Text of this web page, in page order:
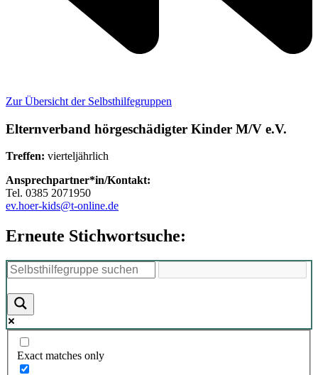
Zur Übersicht der Selbsthilfegruppen
Elternverband hörgeschädigter Kinder M/V e.V.
Treffen: vierteljährlich
Ansprechpartner*in/Kontakt:
Tel. 0385 2071950
ev.hoer-kids@t-online.de
Erneute Stichwortsuche:
Exact matches only